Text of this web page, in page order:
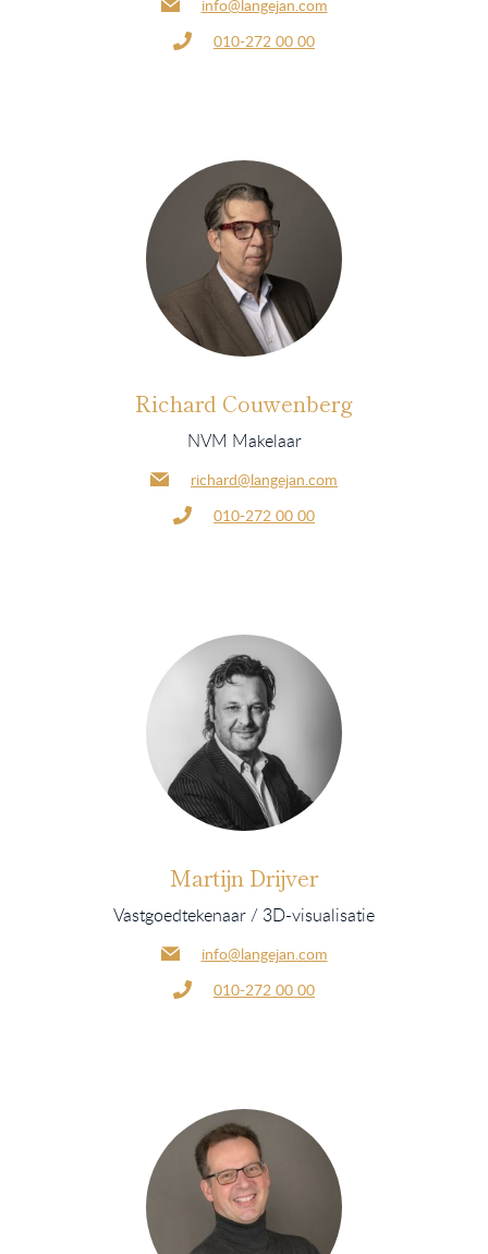
info@langejan.com
010-272 00 00
Richard Couwenberg
NVM Makelaar
richard@langejan.com
010-272 00 00
Martijn Drijver
Vastgoedtekenaar / 3D-visualisatie
info@langejan.com
010-272 00 00